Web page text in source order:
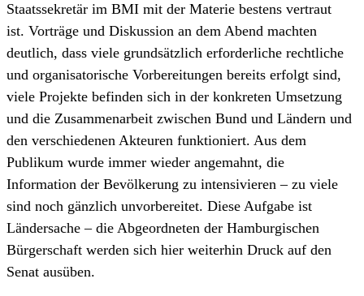
Staatssekretär im BMI mit der Materie bestens vertraut
ist. Vorträge und Diskussion an dem Abend machten
deutlich, dass viele grundsätzlich erforderliche rechtliche
und organisatorische Vorbereitungen bereits erfolgt sind,
viele Projekte befinden sich in der konkreten Umsetzung
und die Zusammenarbeit zwischen Bund und Ländern und
den verschiedenen Akteuren funktioniert. Aus dem
Publikum wurde immer wieder angemahnt, die
Information der Bevölkerung zu intensivieren – zu viele
sind noch gänzlich unvorbereitet. Diese Aufgabe ist
Ländersache – die Abgeordneten der Hamburgischen
Bürgerschaft werden sich hier weiterhin Druck auf den
Senat ausüben.